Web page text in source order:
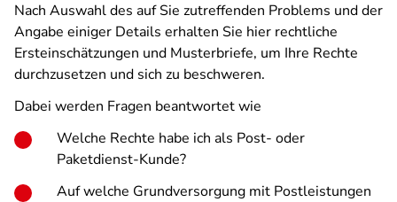
Nach Auswahl des auf Sie zutreffenden Problems und der
Angabe einiger Details erhalten Sie hier rechtliche
Ersteinschätzungen und Musterbriefe, um Ihre Rechte
durchzusetzen und sich zu beschweren.
Dabei werden Fragen beantwortet wie
Welche Rechte habe ich als Post- oder
Paketdienst-Kunde?
Auf welche Grundversorgung mit Postleistungen